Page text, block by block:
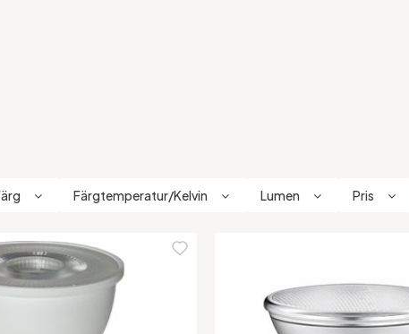
Färgtemperatur/Kelvin Lumen Pris